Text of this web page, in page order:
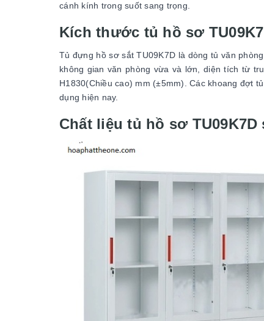
cánh kính trong suốt sang trọng.
Kích thước tủ hồ sơ
Tủ đựng hồ sơ sắt TU09K7D là dòng tủ văn
không gian văn phòng vừa và lớn, diện tích từ
H1830(Chiều cao) mm (±5mm). Các khoang đợt
dụng hiện nay.
Chất liệu tủ hồ sơ